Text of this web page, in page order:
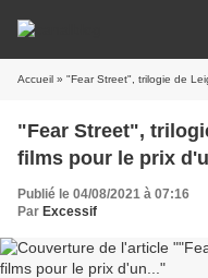
Accueil » "Fear Street", trilogie de
"Fear Street",
films pour le prix
Publié le 04/08/2021 à 07:16
Par Excessif